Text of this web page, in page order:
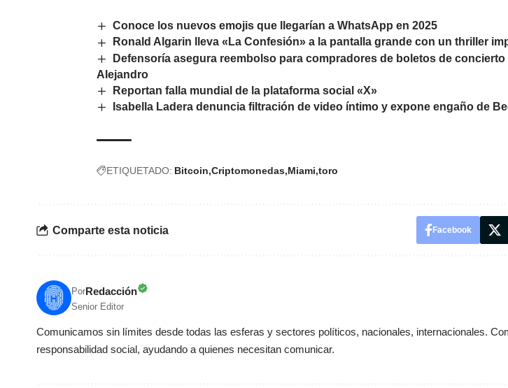
Conoce los nuevos emojis que llegarían a WhatsApp en 2025
Ronald Algarin lleva «La Confesión» a la pantalla grande con un thriller
Defensoría asegura reembolso para compradores de boletos de concierto
Alejandro
Reportan falla mundial de la plataforma social «X»
Isabella Ladera denuncia filtración de video íntimo y expone engaño de
ETIQUETADO: Bitcoin Criptomonedas Miami toro
Comparte esta noticia Facebook
PorRedacción
Senior Editor
Comunicamos sin límites desde todas las esferas y sectores políticos, nacionales, internacionales.
responsabilidad social, ayudando a quienes necesitan comunicar.